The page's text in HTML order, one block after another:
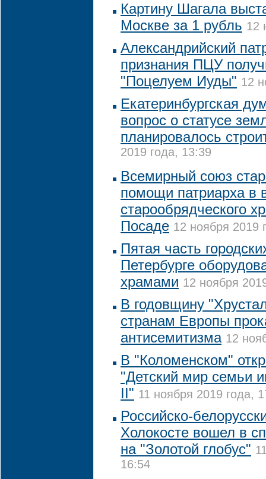
Картину Шагала
Москве за 1 рубль 12
Александрийский
признания ПЦУ
"Поцелуем Иуды" 12
Екатеринбургская
вопрос о статусе
планировалось
2019 года, 13:39
Всемирный союз
помощи патриарха в
старообрядческого
Посаде 12 ноября 2019
Пятая часть
Петербурге
храмами 12 ноября
В годовщину
странам Европы
антисемитизма 12
В "Коломенском"
"Детский мир семьи
II" 11 ноября 2019 года,
Российско-
Холокосте вошел в
на "Золотой глобус"
16:54